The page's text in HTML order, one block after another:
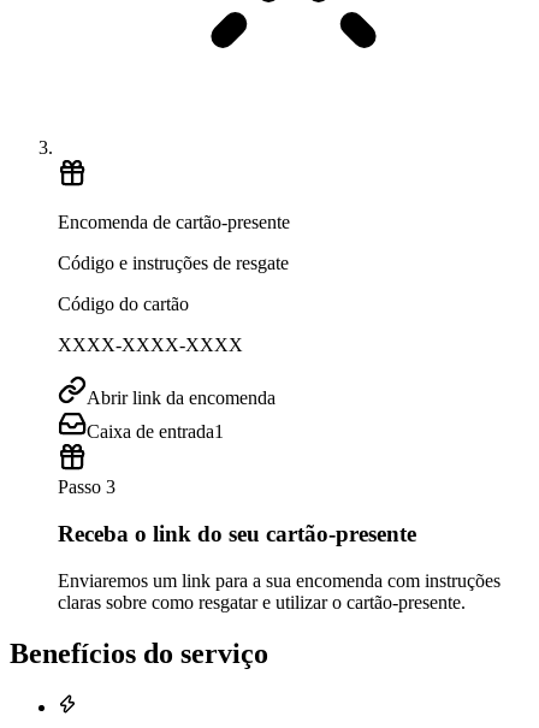
Encomenda de cartão-presente
Código e instruções de resgate
Código do cartão
XXXX-XXXX-XXXX
Abrir link da encomenda
Caixa de entrada1
Passo 3
Receba o link do seu cartão-presente
Enviaremos um link para a sua encomenda com instruções
claras sobre como resgatar e utilizar o cartão-presente.
Benefícios do serviço